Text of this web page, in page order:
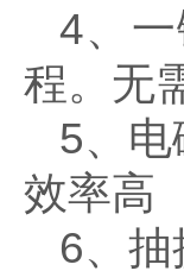
4、
程。无
5、
效率高
6、